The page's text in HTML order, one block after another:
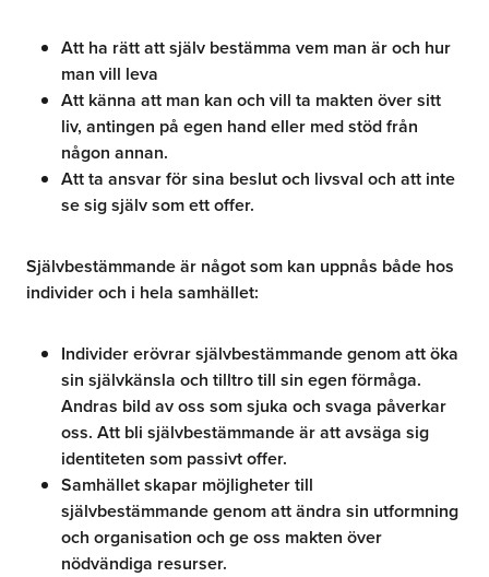
Att ha rätt att själv bestämma vem man är och hur
man vill leva
Att känna att man kan och vill ta makten över sitt
liv, antingen på egen hand eller med stöd från
någon annan.
Att ta ansvar för sina beslut och livsval och att inte
se sig själv som ett offer.
Självbestämmande är något som kan uppnås både hos
individer och i hela samhället:
Individer erövrar självbestämmande genom att öka
sin självkänsla och tilltro till sin egen förmåga.
Andras bild av oss som sjuka och svaga påverkar
oss. Att bli självbestämmande är att avsäga sig
identiteten som passivt offer.
Samhället skapar möjligheter till
självbestämmande genom att ändra sin utformning
och organisation och ge oss makten över
nödvändiga resurser.